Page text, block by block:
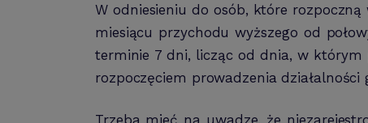
W odniesieniu do osób, które
miesiącu przychodu wyższego od
terminie 7 dni, licząc od dnia, w którym
rozpoczęciem prowadzenia działalności
Trzeba mieć na uwadze, że